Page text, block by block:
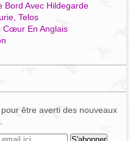
Bord Avec Hildegarde
Telos
Cœur En Anglais
être averti des nouveaux